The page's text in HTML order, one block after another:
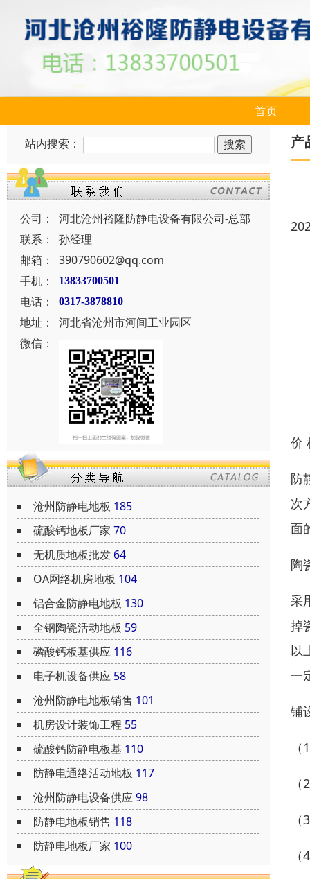
首页
站内搜索：
公司：
河北沧州裕隆防静电设备有限公司-总部
联系：
孙经理
邮箱：
390790602@qq.com
手机：
13833700501
电话： 0317-3878810
地址：
河北省沧州市河间工业园区
微信：
沧州防静电地板 185
硫酸钙地板厂家 70
无机质地板批发 64
OA网络机房地板 104
铝合金防静电地板 130
全钢陶瓷活动地板 59
磷酸钙板基供应 116
电子机设备供应 58
沧州防静电地板销售 101
机房设计装饰工程 55
硫酸钙防静电板基 110
防静电通络活动地板 117
沧州防静电设备供应98
防静电地板销售 118
防静电地板厂家 100
产
价
防
次
面
陶
采
掉
以
一
铺